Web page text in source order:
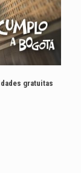
gratuitas